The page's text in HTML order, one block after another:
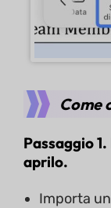
Come
Passaggio
aprilo.
Importa